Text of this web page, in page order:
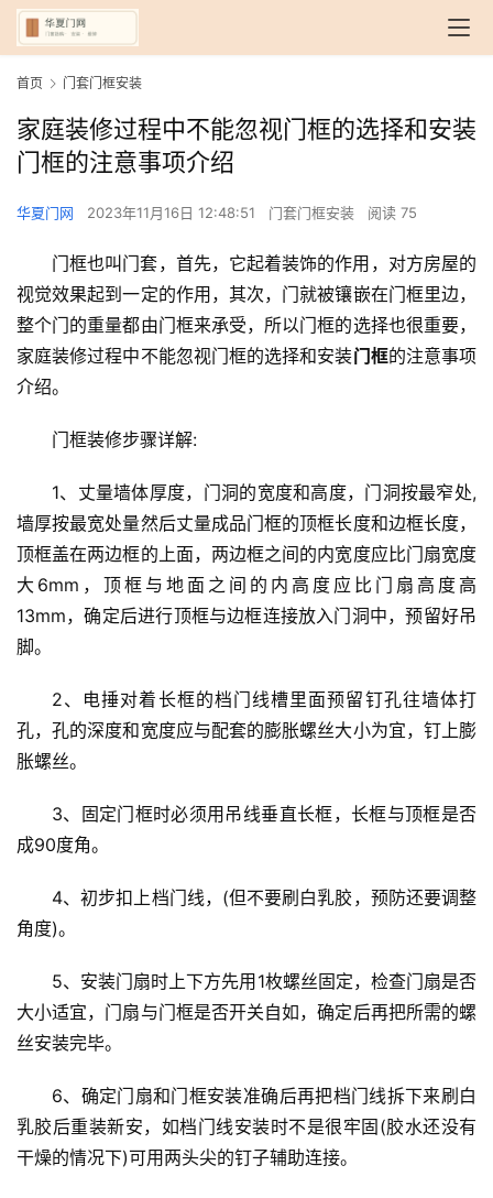
页
门
首页 门套门框安装
家庭装修过程中不能忽视门框的选择和安装
门框的注意事项介绍
华夏门网 2023年11月16日 12:48:51 门套门框安装 阅读 75
门框也叫门套，首先，它起着装饰的作用，对方房屋的
视觉效果起到一定的作用，其次，门就被镶嵌在门框里边，
整个门的重量都由门框来承受，所以门框的选择也很重要，
家庭装修过程中不能忽视门框的选择和安装门框的注意事项
介绍。
门框装修步骤详解:
1、丈量墙体厚度，门洞的宽度和高度，门洞按最窄处,
墙厚按最宽处量然后丈量成品门框的顶框长度和边框长度，
顶框盖在两边框的上面，两边框之间的内宽度应比门扇宽度
大6mm，顶框与地面之间的内高度应比门扇高度高
13mm，确定后进行顶框与边框连接放入门洞中，预留好吊
脚。
2、电捶对着长框的档门线槽里面预留钉孔往墙体打
孔，孔的深度和宽度应与配套的膨胀螺丝大小为宜，钉上膨
胀螺丝。
3、固定门框时必须用吊线垂直长框，长框与顶框是否
成90度角。
4、初步扣上档门线，(但不要刷白乳胶，预防还要调整
角度)。
5、安装门扇时上下方先用1枚螺丝固定，检查门扇是否
大小适宜，门扇与门框是否开关自如，确定后再把所需的螺
丝安装完毕。
6、确定门扇和门框安装准确后再把档门线拆下来刷白
乳胶后重装新安，如档门线安装时不是很牢固(胶水还没有
干燥的情况下)可用两头尖的钉子辅助连接。